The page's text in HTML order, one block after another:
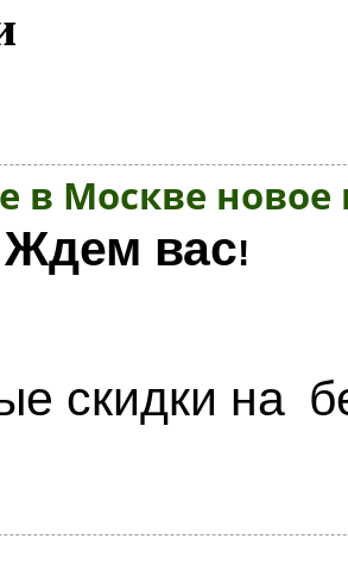
в Москве
Ждем вас!
скидки на